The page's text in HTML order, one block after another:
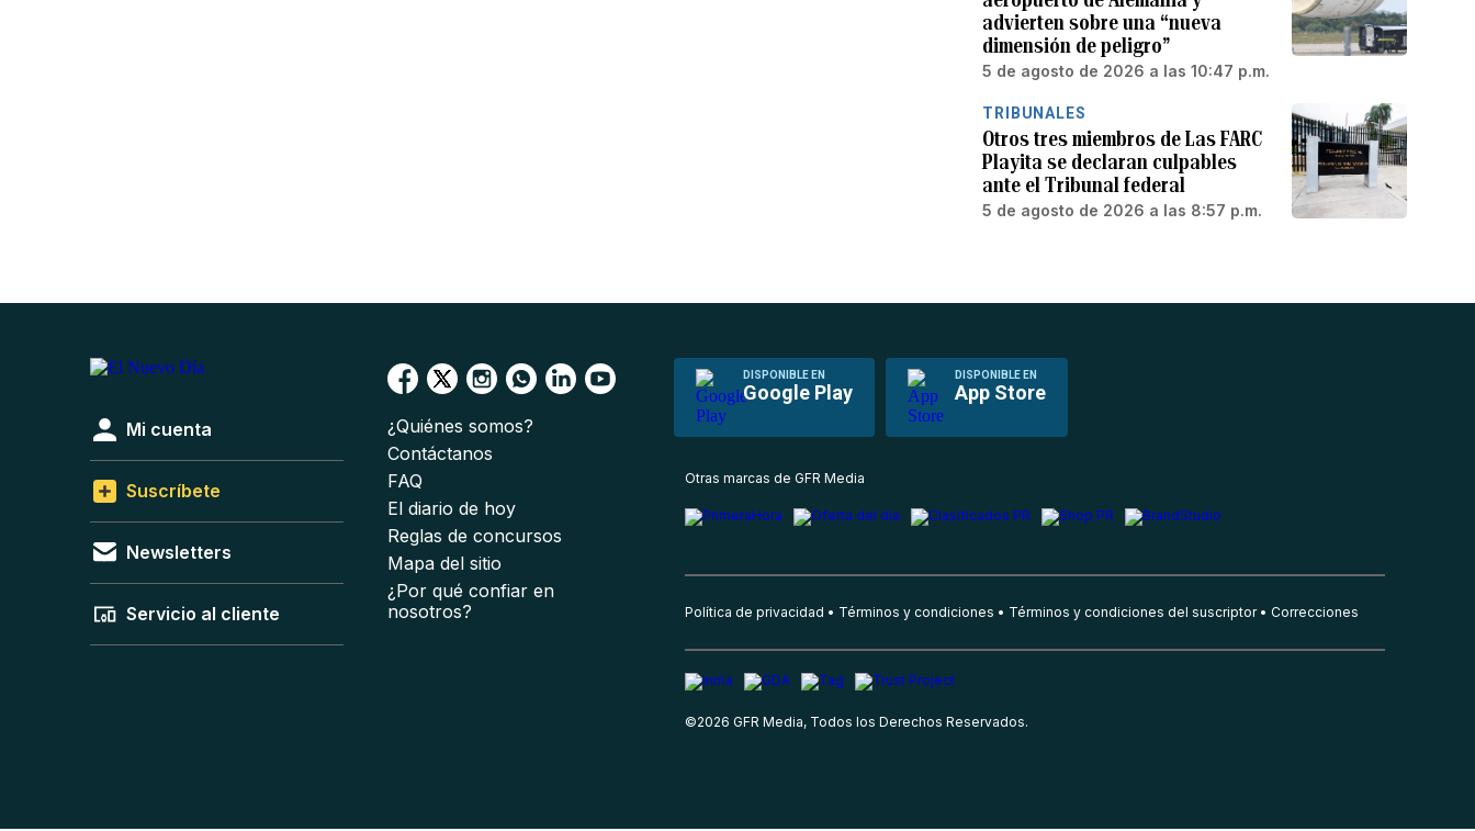
advierten sobre una “nueva
dimensión de peligro”
5 de agosto de 2026 a las 10:47 p.m.
TRIBUNALES
Otros tres miembros de Las FARC
Playita se declaran culpables
ante el Tribunal federal
5 de agosto de 2026 a las 8:57 p.m.
DISPONIBLE EN
Google Play
DISPONIBLE EN
App Store
Mi cuenta
Suscríbete
Newsletters
Servicio al cliente
¿Quiénes somos?
Contáctanos
FAQ
El diario de hoy
Reglas de concursos
Mapa del sitio
¿Por qué confiar en
nosotros?
Otras marcas de GFR Media
Política de privacidad Términos y condiciones Términos y condiciones del suscriptor Correcciones
©2026 GFR Media, Todos los Derechos Reservados.